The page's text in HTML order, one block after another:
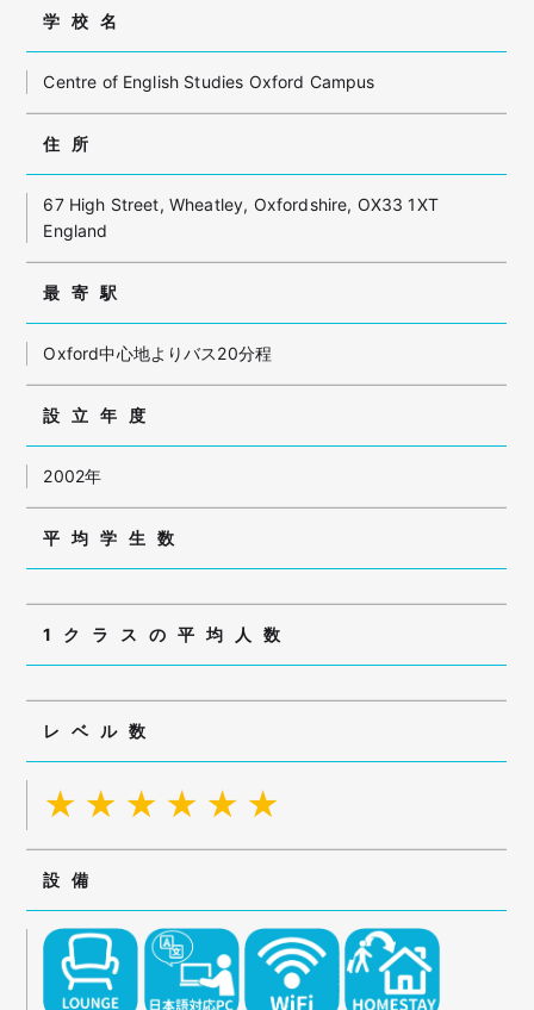
学校名
Centre of English Studies Oxford Campus
住所
67 High Street, Wheatley, Oxfordshire, OX33 1XT
England
最寄駅
Oxford中心地よりバス20分程
設立年度
2002年
平均学生数
1クラスの平均人数
レベル数
★★★★★★
設備